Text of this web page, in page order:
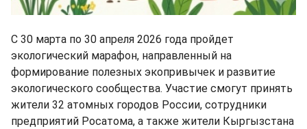
С 30 марта по 30 апреля 2026 года пройдет
экологический марафон, направленный на
формирование полезных экопривычек и развитие
экологического сообщества. Участие смогут принять
жители 32 атомных городов России, сотрудники
предприятий Росатома, а также жители Кыргызстана